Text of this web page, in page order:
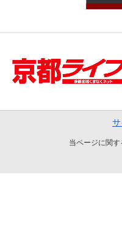
当ページに関